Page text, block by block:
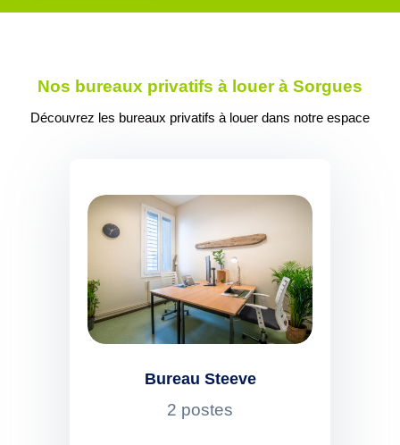
Nos bureaux privatifs à louer à Sorgues
Découvrez les bureaux privatifs à louer dans notre espace
Bureau Steeve
2 postes